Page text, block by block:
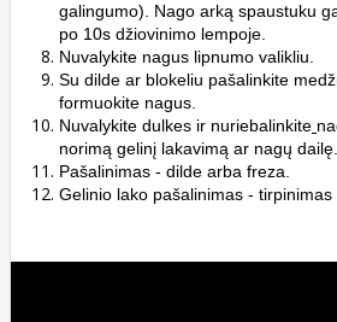
galingumo). Nago arką spaustuku
po 10s džiovinimo lempoje.
Nuvalykite nagus lipnumo valikliu.
Su dilde ar blokeliu pašalinkite
formuokite nagus.
Nuvalykite dulkes ir nuriebalinkite
norimą gelinį lakavimą ar nagų dailę.
Pašalinimas - dilde arba freza.
Gelinio lako pašalinimas - tirpinimas